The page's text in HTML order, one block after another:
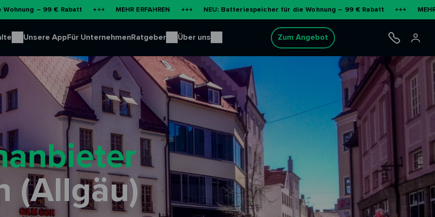
€ Rabatt +++ MEHR ERFAHREN +++ NEU: Batteriespeicher für die Wohnung – 99 € Rabatt +++ MEHR ERFAHREN
Unsere AppFür UnternehmenRatgeber Über uns Zum Angebot
(Allgäu)